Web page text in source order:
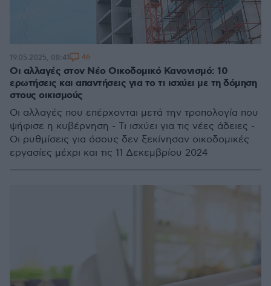
Οι αλλαγές στον Νέο Οικοδομικό Κανονισμό: 10
ερωτήσεις και απαντήσεις για το τι ισχύει με τη δόμηση
στους οικισμούς
Οι αλλαγές που επέρχονται μετά την τροπολογία που
ψήφισε η κυβέρνηση - Τι ισχύει για τις νέες άδειες -
Οι ρυθμίσεις για όσους δεν ξεκίνησαν οικοδομικές
εργασίες μέχρι και τις 11 Δεκεμβρίου 2024
19.05.2025, 08:41 46